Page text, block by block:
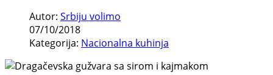
Autor: Srbiju volimo
07/10/2018
Kategorija: Nacionalna kuhinja